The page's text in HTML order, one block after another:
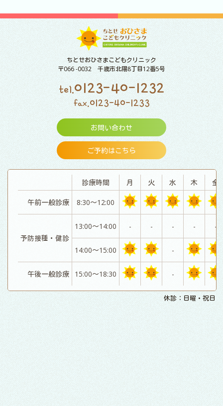
ちとせおひさまこどもクリニック
〒066 -0032 千歳市北陽8丁目12番5号
tel.0123-40-1232
fax.0123-40-1233
お問い合わせ
ご予約はこちら
診療時間 月 火 水 木 金
午前一般診療 8:30～12:00
予防接種・健診
13:00～14:00 - - - - -
14:00～15:00 -
午後一般診療 15:00～18:30 -
休診：日曜・祝日